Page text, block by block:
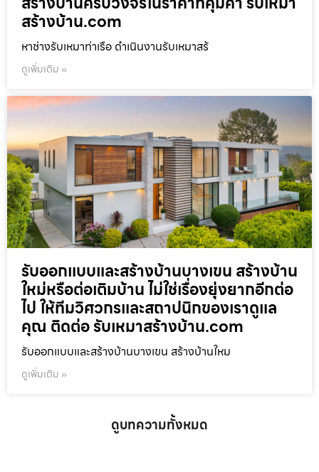
สร้างบ้าน.com
หาช่างรับเหมาท่าเรือ ดำเนินงานรับเหมาสร้
ดูเพิ่มเติม »
รับออกแบบและสร้างบ้านบางเขน สร้างบ้าน
ใหม่หรือต่อเติมบ้าน ไม่ใช่เรื่องยุ่งยากอีกต่อ
ไป ให้ทีมวิศวกรและสถาปนิกของเราดูแล
คุณ ติดต่อ รับเหมาสร้างบ้าน.com
รับออกแบบและสร้างบ้านบางเขน สร้างบ้านใหม
ดูเพิ่มเติม »
ดูบทความทั้งหมด